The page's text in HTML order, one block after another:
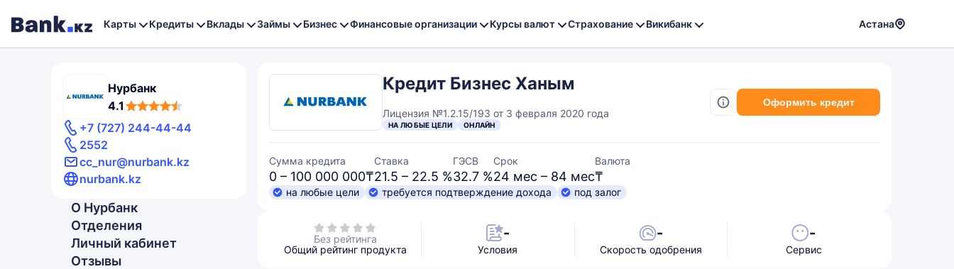
Карты Кредиты Вклады Займы Бизнес Финансовые организации Курсы валют Страхование Викибанк Астана
Нурбанк
4.1
+7 (727) 244-44-44
2552
cc_nur@nurbank.kz
nurbank.kz
О Нурбанк
Отделения
Личный кабинет
Отзывы
Кредит Бизнес Ханым
Лицензия №1.2.15/193 от 3 февраля 2020 года
НА ЛЮБЫЕ ЦЕЛИ ОНЛАЙН
Оформить кредит
Сумма кредита
0 – 100 000 000₸
Ставка
21.5 – 22.5 %
ГЭСВ
32.7 %
Срок
24 мес – 84 мес
Валюта
₸
на любые цели требуется подтверждение дохода под залог
Без рейтинга
Общий рейтинг продукта
-
Условия
-
Скорость одобрения
-
Сервис